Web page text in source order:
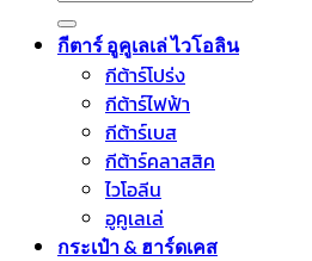
for:
กีตาร์ อูคูเลเล่ ไวโอลิน
กีต้าร์โปร่ง
กีต้าร์ไฟฟ้า
กีต้าร์เบส
กีต้าร์คลาสสิค
ไวโอลีน
อูคูเลเล่
กระเป๋า & ฮาร์ดเคส